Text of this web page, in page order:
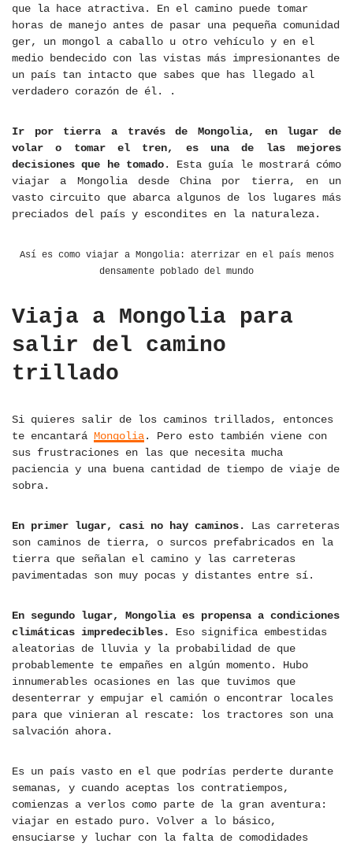
que la hace atractiva. En el camino puede tomar
horas de manejo antes de pasar una pequeña comunidad
ger, un mongol a caballo u otro vehículo y en el
medio bendecido con las vistas más impresionantes de
un país tan intacto que sabes que has llegado al
verdadero corazón de él. .
Ir por tierra a través de Mongolia, en lugar de
volar o tomar el tren, es una de las mejores
decisiones que he tomado. Esta guía le mostrará cómo
viajar a Mongolia desde China por tierra, en un
vasto circuito que abarca algunos de los lugares más
preciados del país y escondites en la naturaleza.
Así es como viajar a Mongolia: aterrizar en el país menos
densamente poblado del mundo
Viaja a Mongolia para
salir del camino
trillado
Si quieres salir de los caminos trillados, entonces
te encantará Mongolia. Pero esto también viene con
sus frustraciones en las que necesita mucha
paciencia y una buena cantidad de tiempo de viaje de
sobra.
En primer lugar, casi no hay caminos.
Las carreteras
son caminos de tierra, o surcos prefabricados en la
tierra que señalan el camino y las carreteras
pavimentadas son muy pocas y distantes entre sí.
En segundo lugar, Mongolia es propensa a condiciones
climáticas impredecibles. Eso significa embestidas
aleatorias de lluvia y la probabilidad de que
probablemente te empañes en algún momento. Hubo
innumerables ocasiones en las que tuvimos que
desenterrar y empujar el camión o encontrar locales
para que vinieran al rescate: los tractores son una
salvación ahora.
Es un país vasto en el que podrías perderte durante
semanas, y cuando aceptas los contratiempos,
comienzas a verlos como parte de la gran aventura:
viajar en estado puro. Volver a lo básico,
ensuciarse y luchar con la falta de comodidades